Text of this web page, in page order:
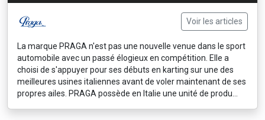
Voir les articles
La marque PRAGA n'est pas une nouvelle venue dans le sport
automobile avec un passé élogieux en compétition. Elle a
choisi de s'appuyer pour ses débuts en karting sur une des
meilleures usines italiennes avant de voler maintenant de ses
propres ailes. PRAGA possède en Italie une unité de produ...